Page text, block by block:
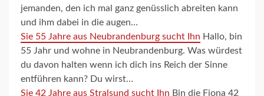
jemanden, den ich mal ganz genüsslich abreiten kann
und ihm dabei in die augen…
Sie 55 Jahre aus Neubrandenburg sucht Ihn Hallo, bin
55 Jahr und wohne in Neubrandenburg. Was würdest
du davon halten wenn ich dich ins Reich der Sinne
entführen kann? Du wirst…
Sie 42 Jahre aus Stralsund sucht Ihn Bin die Fiona 42